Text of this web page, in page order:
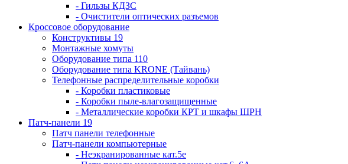
- Гильзы КДЗС
- Очистители оптических разъемов
Кроссовое оборудование
Конструктивы 19
Монтажные хомуты
Оборудование типа 110
Оборудование типа KRONE (Тайвань)
Телефонные распределительные коробки
- Коробки пластиковые
- Коробки пыле-влагозащищенные
- Металлические коробки КРТ и шкафы ШРН
Патч-панели 19
Патч панели телефонные
Патч-панели компьютерные
- Неэкранированные кат.5е